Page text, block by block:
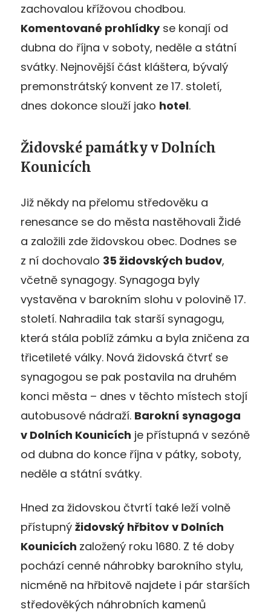
zachovalou křížovou chodbou.
Komentované prohlídkyse konají od
dubna do října v soboty, neděle a státní
svátky. Nejnovější část kláštera, bývalý
premonstrátský konvent ze 17. století,
dnes dokonce slouží jako hotel.
Židovské památky v Dolních
Kounicích
Již někdy na přelomu středověku a
renesance se do města nastěhovali Židé
a založili zde židovskou obec. Dodnes se
z ní dochovalo 35 židovských budov,
včetně synagogy. Synagoga byly
vystavěna v barokním slohu v polovině 17.
století. Nahradila tak starší synagogu,
která stála poblíž zámku a byla zničena za
třicetileté války. Nová židovská čtvrť se
synagogou se pak postavila na druhém
konci města – dnes v těchto místech stojí
autobusové nádraží. Barokní synagoga
v Dolních Kounicích je přístupná v sezóně
od dubna do konce října v pátky, soboty,
neděle a státní svátky.
Hned za židovskou čtvrtí také leží volně
přístupný židovský hřbitov v Dolních
Kounicích založený roku 1680. Z té doby
pochází cenné náhrobky barokního stylu,
nicméně na hřbitově najdete i pár starších
středověkých náhrobních kamenů